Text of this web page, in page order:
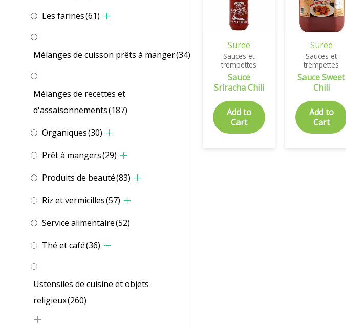
Les farines(61)
Mélanges de cuisson prêts à manger(34)
Mélanges de recettes et
d'assaisonnements(187)
Organiques(30)
Prêt à mangers(29)
Produits de beauté(83)
Riz et vermicilles(57)
Service alimentaire(52)
Thé et café(36)
Ustensiles de cuisine et objets
religieux(260)
Suree
Sauces et
trempettes
Sauce
Sriracha Chili
Add to
Cart
Suree
Sauces et
trempettes
Sauce Sweet
Chili
Add to
Cart